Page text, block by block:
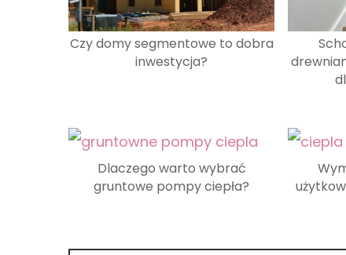
Czy domy segmentowe to dobra
inwestycja?
Dlaczego warto wybrać
gruntowe pompy ciepła?